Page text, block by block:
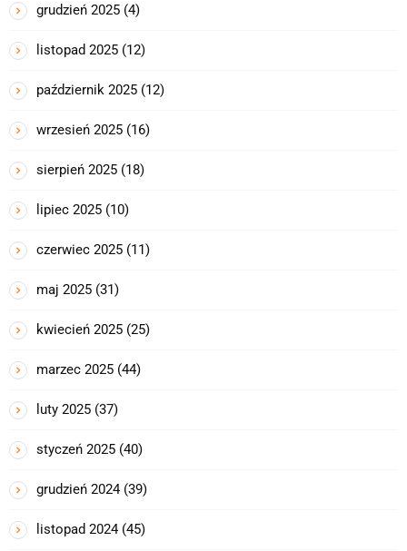
grudzień 2025 (4)
listopad 2025 (12)
październik 2025 (12)
wrzesień 2025 (16)
sierpień 2025 (18)
lipiec 2025 (10)
czerwiec 2025 (11)
maj 2025 (31)
kwiecień 2025 (25)
marzec 2025 (44)
luty 2025 (37)
styczeń 2025 (40)
grudzień 2024 (39)
listopad 2024 (45)